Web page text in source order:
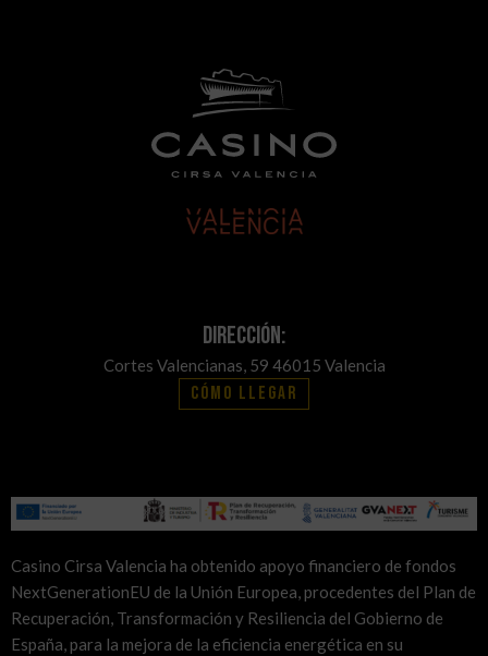
Dirección:
Cortes Valencianas, 59 46015 Valencia
Cómo llegar
Casino Cirsa Valencia ha obtenido apoyo financiero de fondos
NextGenerationEU de la Unión Europea, procedentes del Plan de
Recuperación, Transformación y Resiliencia del Gobierno de
España, para la mejora de la eficiencia energética en su